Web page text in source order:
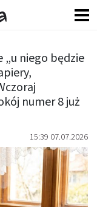
„u niego będzie
numer 8 już
15:39 07.07.2026